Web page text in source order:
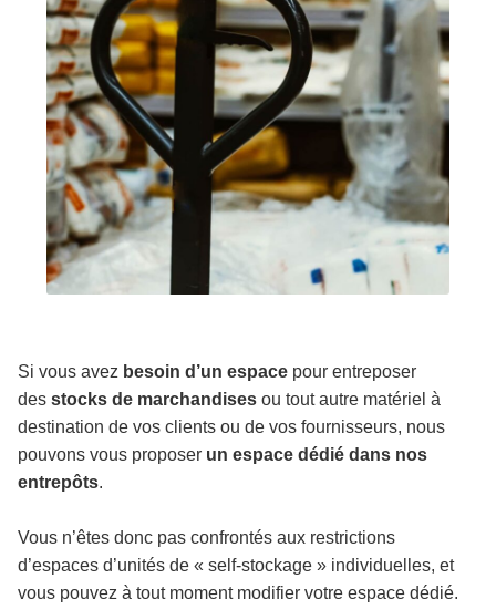
Si vous avez besoin d’un espace pour entreposer
des stocks de marchandises ou tout autre matériel à
destination de vos clients ou de vos fournisseurs, nous
pouvons vous proposer un espace dédié dans nos
entrepôts.
Vous n’êtes donc pas confrontés aux restrictions
d’espaces d’unités de « self-stockage » individuelles, et
vous pouvez à tout moment modifier votre espace dédié.